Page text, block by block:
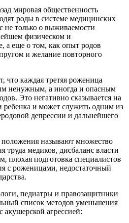
мировая общественность
роды в системе медицинских
не только о выживаемости
физическом и
а еще о том, как опыт родов
и желание повторного
что каждая третяя роженица
ненужным, а иногда и опасным
Это негативно сказывается на
ребенка и может служить одним из
депрессии и дальнейшего
положения называют множество
труда медиков, дисбаланс власти
плохая подготовка специалистов
с роженицами, недостаточный
педиатры и правозащитники
список методов уменьшения
агрессией: